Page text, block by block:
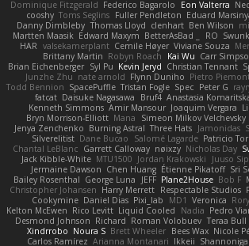
Dominique Fitzgerald Federico Bagarolo Eon Valterra
cooshy Toms Seglins Fuller Pendleton Eduard
Danny Dimbleby Thomas Lloyd clenhart Ben Wilson
Martten Maasik Edward Maxym BetterAsBad _ RO
HAR valsekamerplant Cemile Høyer Viviane Souza
Brittany Martin Robyn Roach Kai Wu Carr
Brian Eichenberger Syl Pu Kevin Jeryd Christian Tennant
Junzhe Zhu nate arnold Flynn Duniho Pietro
Todd Bennion SpacePuffle Tristan Fogle Spec Peter G
fatcat Daisuke Nagasawa Bruf4 Anastasia
Kenneth Simmons Amir Mansour Joaquim Vergara
Bryn Morrison-Elliott Mana Simeon Milkov Velchevsky
Jenya Zenchenko Burning Astral Three Hats Jamonidas
Silverelitist Dane Bucao Salomé Lagarde Patricio
Chantal LeBlanc Garrett Calloway nøixzy Nicholas Day
Jack Kibble-White MTU1500 Jordan Krakowski Juuso
Jermaine Dawson Chen Huang Étienne Pikatoff Sri
Bailey Rosenthal George Luna JEFF Plane2House Bob F
Christopher Johansen Harry Merrett Respectable Studios
Cookymine Daniel Dias Pixi_lab MD1 Veronica Rory
Kelton McEwen Rico Levitt Liquid Cooled Nadia Pedro
Desmond Johnson Richard Roman Volobuev Teraa Bull
Xindrrobo Noura S Brett Wheeler Bees Wax Nicole
Carlos Ramírez Arianna Montanari Ikkeii